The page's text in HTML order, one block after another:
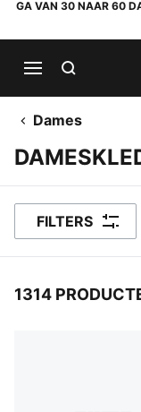
GA VAN 30 NAAR 60
Dames
FILTERS
1314